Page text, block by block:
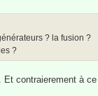
? la fusion ?
?
Et contraierement à